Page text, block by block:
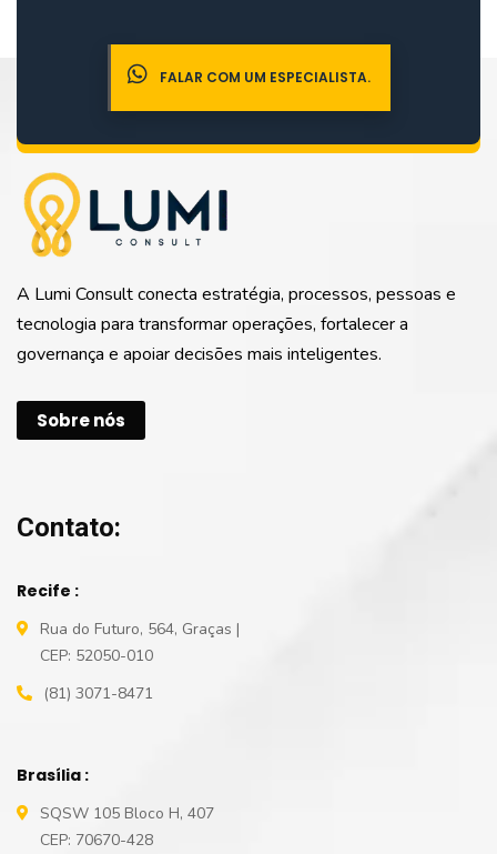
FALAR COM UM ESPECIALISTA.
A Lumi Consult conecta estratégia, processos, pessoas e
tecnologia para transformar operações, fortalecer a
governança e apoiar decisões mais inteligentes.
Sobre nós
Contato:
Recife :
Rua do Futuro, 564, Graças |
CEP: 52050-010
(81) 3071-8471
Brasília :
SQSW 105 Bloco H, 407
CEP: 70670-428